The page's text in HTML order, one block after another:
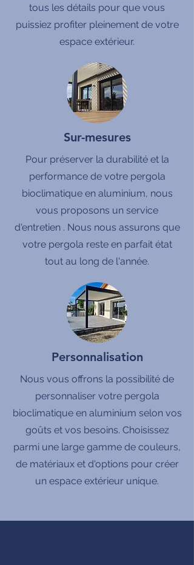
tous les détails pour que vous
puissiez profiter pleinement de votre
espace extérieur.
Sur-mesures
Pour préserver la durabilité et la
performance de votre pergola
bioclimatique en aluminium, nous
vous proposons un service
d'entretien . Nous nous assurons que
votre pergola reste en parfait état
tout au long de l'année.
Personnalisation
Nous vous offrons la possibilité de
personnaliser votre pergola
bioclimatique en aluminium selon vos
goûts et vos besoins. Choisissez
parmi une large gamme de couleurs,
de matériaux et d'options pour créer
un espace extérieur unique.